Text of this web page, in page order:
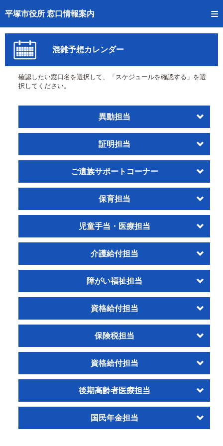
平塚市役所 窓口情報案内
トップページへ
ご利用方法
事前予約
予約状況確認
混雑予想カレンダー
混雑予想カレンダー
確認したい窓口名を選択して、「スケジュールを確認する」を選
択してください。
異動担当
証明担当
ご遺族サポートコーナー
保育担当
児童手当・医療担当
介護給付担当
障がい福祉担当
資格給付担当
保険税担当
資格給付担当
後期高齢者医療担当
国民年金担当